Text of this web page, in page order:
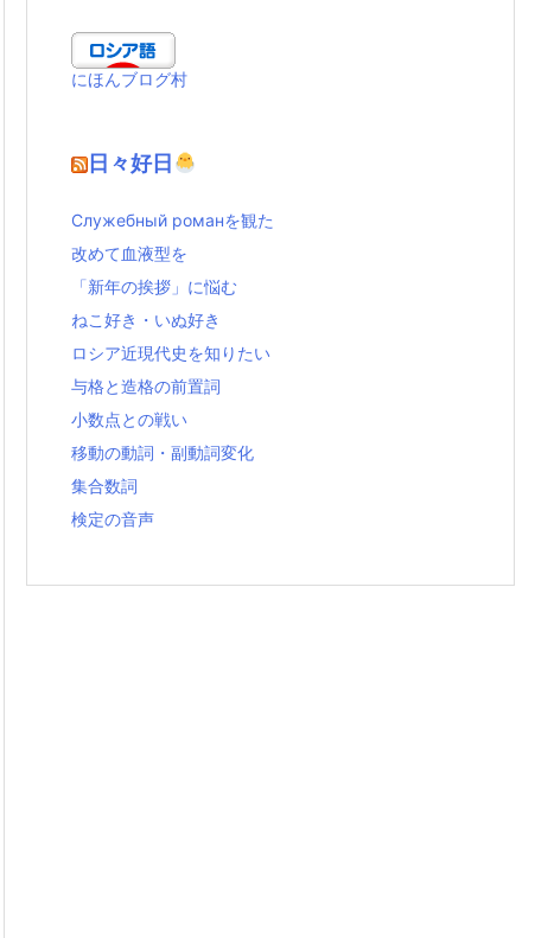
にほんブログ村
日々好日
Служебный романを観た
改めて血液型を
「新年の挨拶」に悩む
ねこ好き・いぬ好き
ロシア近現代史を知りたい
与格と造格の前置詞
小数点との戦い
移動の動詞・副動詞変化
集合数詞
検定の音声